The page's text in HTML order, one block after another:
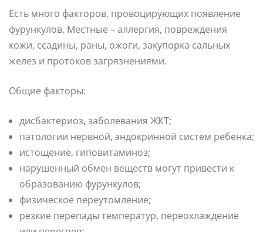
Есть много факторов, провоцирующих появление
фурункулов. Местные – аллергия, повреждения
кожи, ссадины, раны, ожоги, закупорка сальных
желез и протоков загрязнениями.
Общие факторы:
дисбактериоз, заболевания ЖКТ;
патологии нервной, эндокринной систем ребенка;
истощение, гиповитаминоз;
нарушенный обмен веществ могут привести к
образованию фурункулов;
физическое переутомление;
резкие перепады температур, переохлаждение